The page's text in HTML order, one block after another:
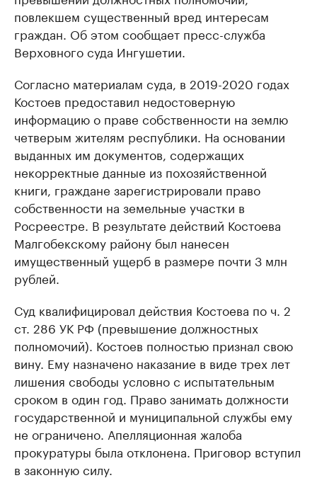
повлекшем существенный вред интересам
граждан. Об этом сообщает пресс-служба
Верховного суда Ингушетии.
Согласно материалам суда, в 2019-2020 годах
Костоев предоставил недостоверную
информацию о праве собственности на землю
четверым жителям республики. На основании
выданных им документов, содержащих
некорректные данные из похозяйственной
книги, граждане зарегистрировали право
собственности на земельные участки в
Росреестре. В результате действий Костоева
Малгобекскому району был нанесен
имущественный ущерб в размере почти 3 млн
рублей.
Суд квалифицировал действия Костоева по ч. 2
ст. 286 УК РФ (превышение должностных
полномочий). Костоев полностью признал свою
вину. Ему назначено наказание в виде трех лет
лишения свободы условно с испытательным
сроком в один год. Право занимать должности
государственной и муниципальной службы ему
не ограничено. Апелляционная жалоба
прокуратуры была отклонена. Приговор вступил
в законную силу.